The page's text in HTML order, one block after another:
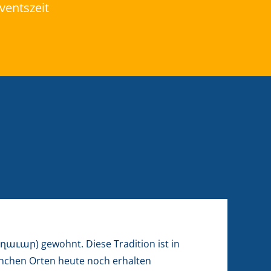
gewohnt. Diese Tradition ist in
Orten heute noch erhalten